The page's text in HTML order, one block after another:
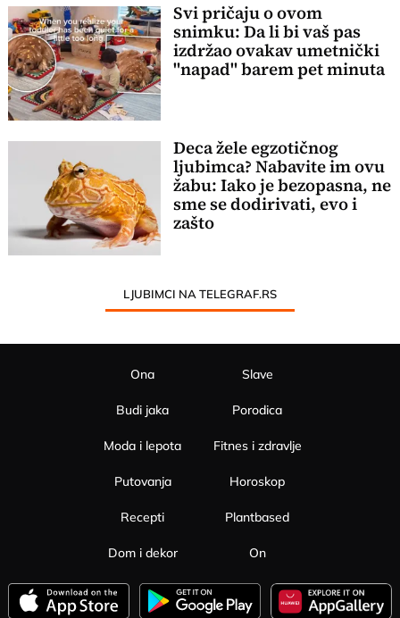
Svi pričaju o ovom
snimku: Da li bi vaš pas
izdržao ovakav umetnički
"napad" barem pet minuta
Deca žele egzotičnog
ljubimca? Nabavite im ovu
žabu: Iako je bezopasna, ne
sme se dodirivati, evo i
zašto
LJUBIMCI NA TELEGRAF.RS
Ona
Budi jaka
Moda i lepota
Slave
Porodica
Fitnes i zdravlje
Putovanja
Recepti
Dom i dekor
Horoskop
Plantbased
On